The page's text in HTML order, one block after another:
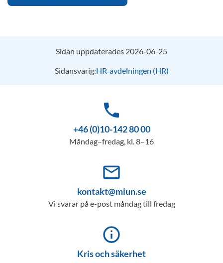
Sidan uppdaterades 2026-06-25
Sidansvarig:HR‑avdelningen (HR)
phone
+46 (0)10-142 80 00
Måndag–fredag, kl. 8–16
mail_outline
kontakt@miun.se
Vi svarar på e-post måndag till fredag
info_outline
Kris och säkerhet